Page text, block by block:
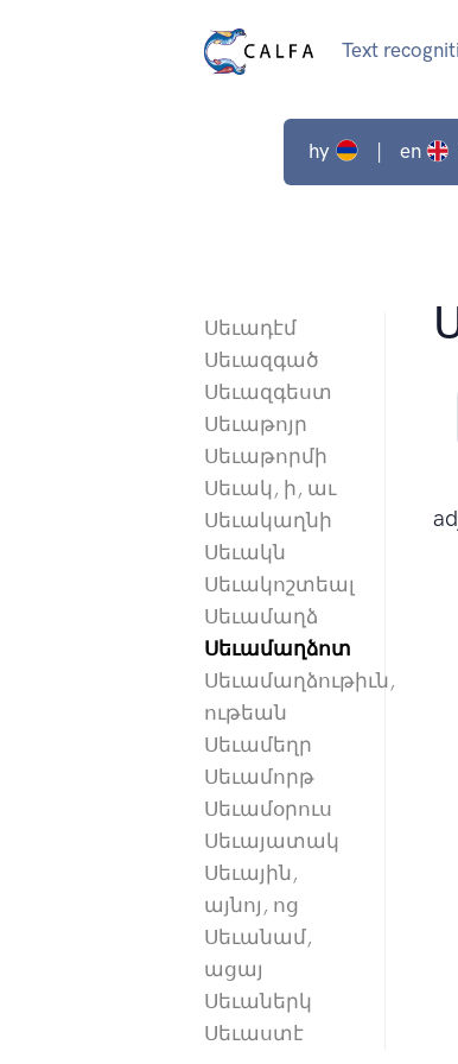
Text
hy | en
Սեւադէմ
Սեւազգած
Սեւազգեստ
Սեւաթոյր
Սեւաթորմի
Սեւակ, ի, աւ
Սեւակաղնի
Սեւակն
Սեւակոշտեալ
Սեւամաղձ
Սեւամաղձոտ
Սեւամաղձութիւն,
ութեան
Սեւամեղր
Սեւամորթ
Սեւամօրուս
Սեւայատակ
Սեւային,
այնոյ, ոց
Սեւանամ,
ացայ
Սեւաներկ
Սեւաստէ